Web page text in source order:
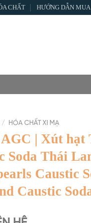
CHẤT HƯỚNG DẪN
/ HÓA CHẤT XI MẠ
| Xút hạt
Soda Thái
Caustic
Caustic